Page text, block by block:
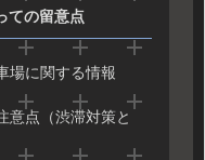
ての留意点
場に関する情報
意点（渋滞対策と